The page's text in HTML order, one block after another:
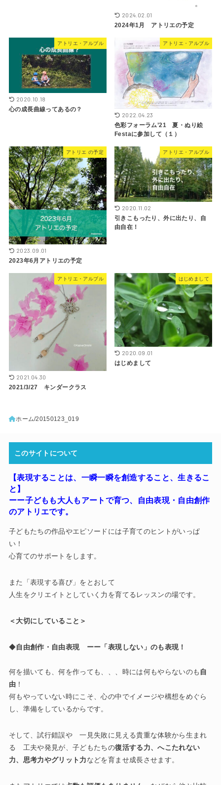
2024.02.01
2024年1月 アトリエの予定
アトリエ・アルブル
2020.10.18
心の成長曲線ってあるの？
アトリエ・アルブル
2022.04.23
色彩フォーラム’21 夏・ぬり絵
Festaに参加して（１）
アトリエ の予定
2023.09.01
2023年6月アトリエの予定
アトリエ・アルブル
2020.11.02
引きこもったり、外に出たり、自
由自在！
アトリエ・アルブル
2021.04.30
2021/3/27 キンダークラス
はじめまして
2020.09.01
はじめまして
ホーム 20150123_019
このサイトについて
【表現することは、一瞬一瞬を創造すること、生きるこ
と】
ーー子どもも大人もアートで育つ、
自由表現・自由創作
のアトリエです。
子どもたちの作品やエピソードには子育てのヒントがいっぱ
い！
心育てのサポートをします。
また「表現する喜び」をとおして
人生をクリエイトとしていく力を育てるレッスンの場です。
＜大切にしていること＞
◆自由創作・自由表現 ーー「表現しない」のも表現！
何を描いても、何を作っても、、、時には何もやらないのも 自
由 ！
何もやっていない時にこそ、心の中でイメージや構想をめぐら
し、準備をしているからです。
そして、試行錯誤や 一見失敗に見える貴重な体験から生まれ
る 工夫や発見が、子どもたちの復活する力、へこたれない
力、思考力やグリット力などを育ませ成長させます。